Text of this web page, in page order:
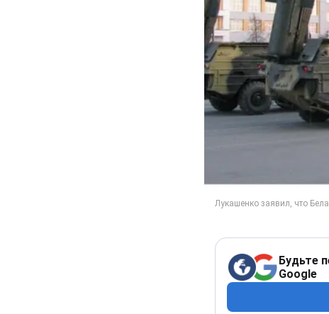
Будьте
Google